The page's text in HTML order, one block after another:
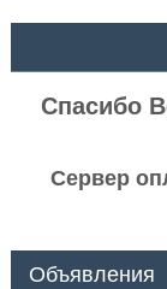
Спасибо
Сервер
Объявления